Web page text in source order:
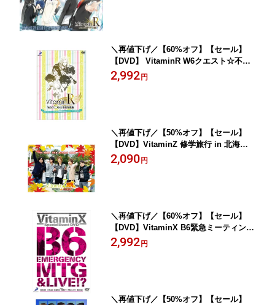
＼再値下げ／【60%オフ】【セール】
【DVD】 VitaminR W6クエスト☆不良
行進曲
2,992 円
＼再値下げ／【50%オフ】【セール】
【DVD】VitaminZ 修学旅行 in 北海
道！
2,090 円
＼再値下げ／【60%オフ】【セール】
【DVD】VitaminX B6緊急ミーティング
＆ライブ!?
2,992 円
＼再値下げ／【50%オフ】【セール】